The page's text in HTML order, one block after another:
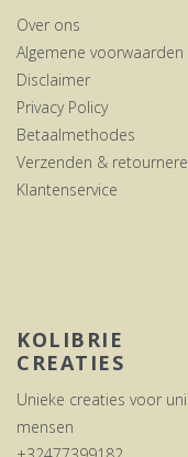
Over ons
Algemene voorwaarden
Disclaimer
Privacy Policy
Betaalmethodes
Verzenden &
Klantenservice
KOLIBRIE
CREATIES
Unieke creaties voor
mensen